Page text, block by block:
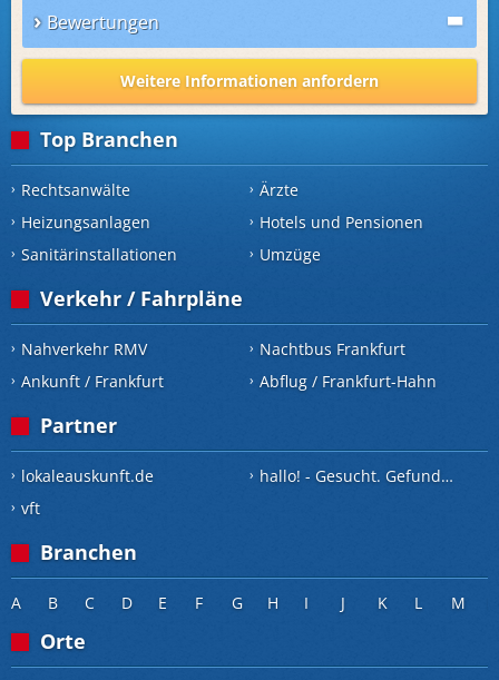
Bewertungen
Weitere Informationen anfordern
Top Branchen
Rechtsanwälte Ärzte
Heizungsanlagen
Hotels und Pensionen
Sanitärinstallationen
Umzüge
Verkehr / Fahrpläne
Nahverkehr RMV Nachtbus Frankfurt
Ankunft / Frankfurt
Abflug / Frankfurt-Hahn
Partner
lokaleauskunft.de hallo! - Gesucht. Gefunden.
vft
Branchen
A B C D E F G H I J K L M
Orte